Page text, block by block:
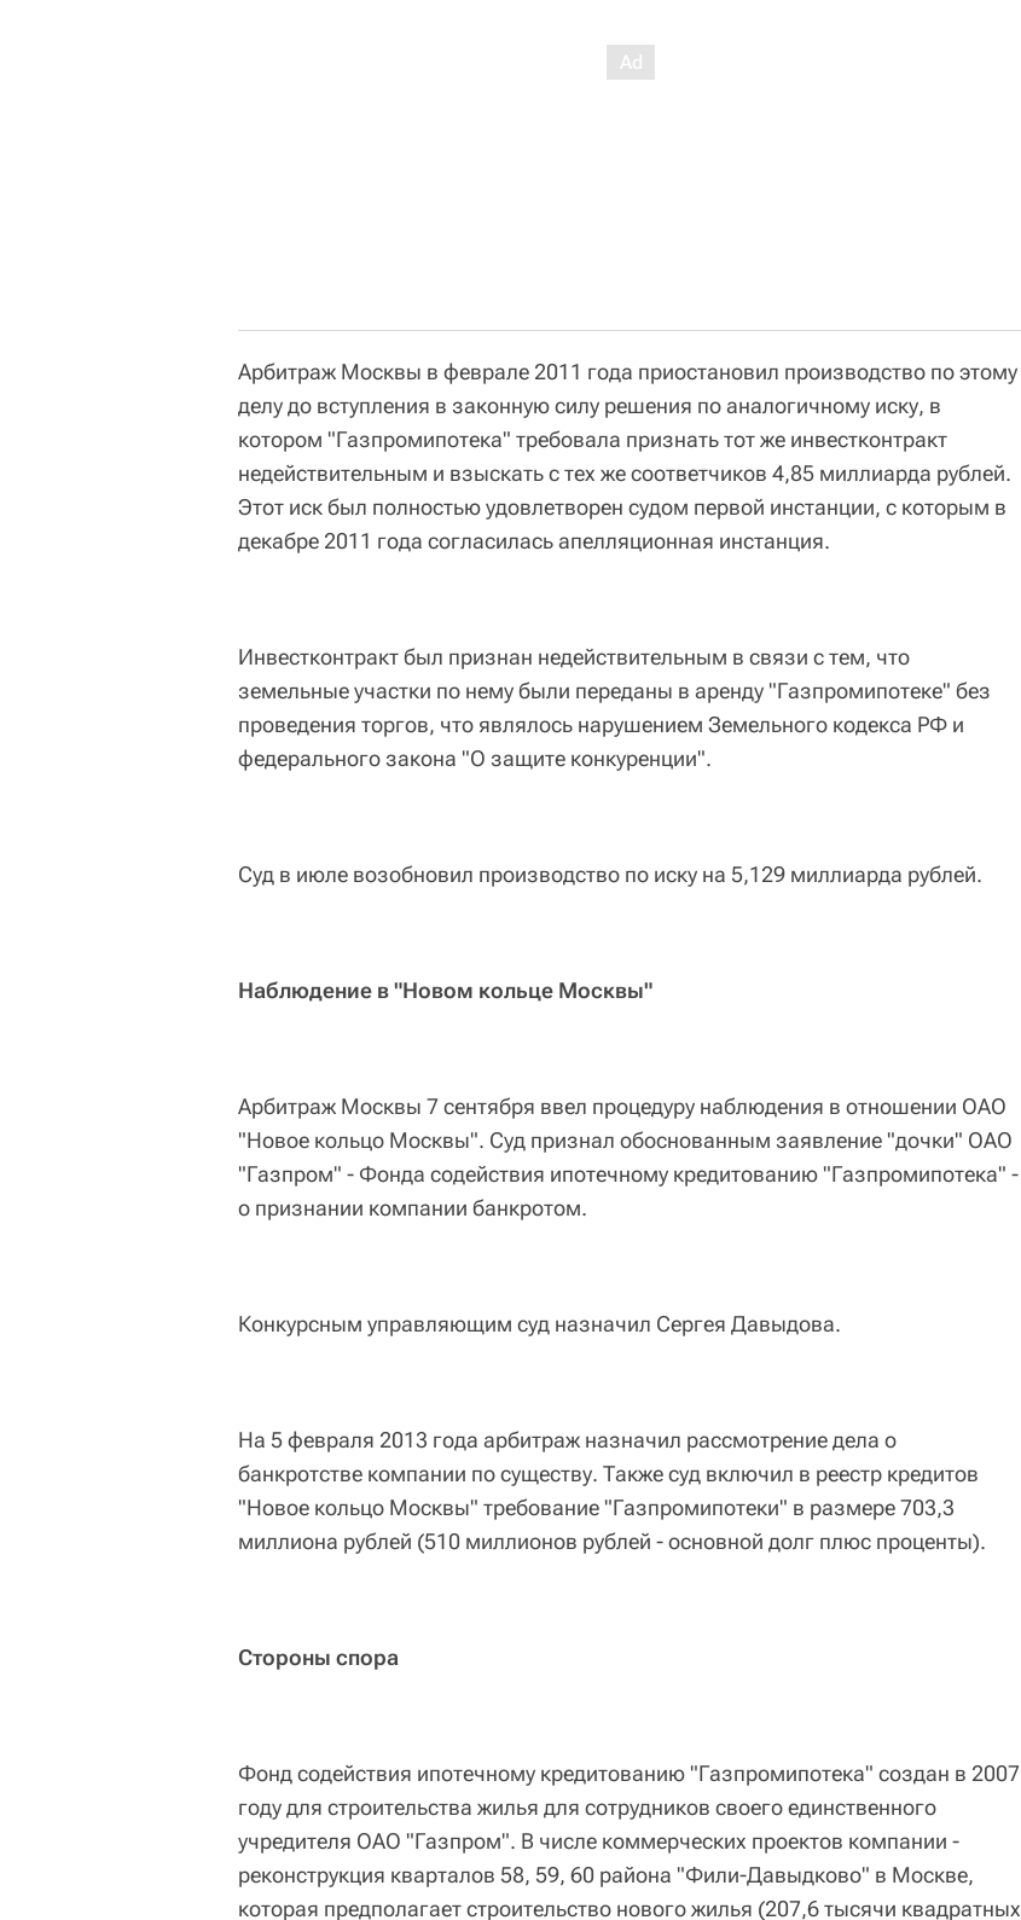
Арбитраж Москвы в феврале 2011 года приостановил производство по этому
делу до вступления в законную силу решения по аналогичному иску, в
котором "Газпромипотека" требовала признать тот же инвестконтракт
недействительным и взыскать с тех же соответчиков 4,85 миллиарда рублей.
Этот иск был полностью удовлетворен судом первой инстанции, с которым в
декабре 2011 года согласилась апелляционная инстанция.
Инвестконтракт был признан недействительным в связи с тем, что
земельные участки по нему были переданы в аренду "Газпромипотеке" без
проведения торгов, что являлось нарушением Земельного кодекса РФ и
федерального закона "О защите конкуренции".
Суд в июле возобновил производство по иску на 5,129 миллиарда рублей.
Наблюдение в "Новом кольце Москвы"
Арбитраж Москвы 7 сентября ввел процедуру наблюдения в отношении ОАО
"Новое кольцо Москвы". Суд признал обоснованным заявление "дочки" ОАО
"Газпром" - Фонда содействия ипотечному кредитованию "Газпромипотека" -
о признании компании банкротом.
Конкурсным управляющим суд назначил Сергея Давыдова.
На 5 февраля 2013 года арбитраж назначил рассмотрение дела о
банкротстве компании по существу. Также суд включил в реестр кредитов
"Новое кольцо Москвы" требование "Газпромипотеки" в размере 703,3
миллиона рублей (510 миллионов рублей - основной долг плюс проценты).
Стороны спора
Фонд содействия ипотечному кредитованию "Газпромипотека" создан в 2007
году для строительства жилья для сотрудников своего единственного
учредителя ОАО "Газпром". В числе коммерческих проектов компании -
реконструкция кварталов 58, 59, 60 района "Фили-Давыдково" в Москве,
которая предполагает строительство нового жилья (207,6 тысячи квадратных